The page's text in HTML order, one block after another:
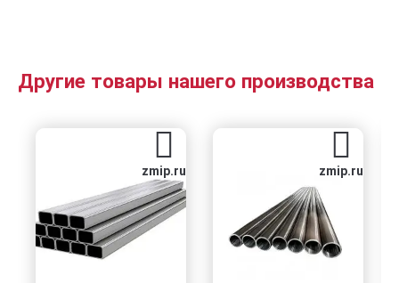
Другие товары нашего производства
zmip.ru zmip.ru